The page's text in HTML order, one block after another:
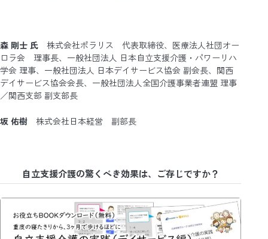
森 剛士 氏 株式会社ポラリス 代表取締役、医療法人社団オー
ロラ会 理事長、一般社団法人 日本自立支援介護・パワーリハ
学会 理事、一般社団法人 日本デイサービス協会 副会長、関西
デイサービス協会会長、一般社団法人全国介護事業者連盟 理事
／関西支部 副支部長
坂 佑樹 株式会社日本経営 副部長
自立支援介護の驚くべき効果は、ご存じですか？